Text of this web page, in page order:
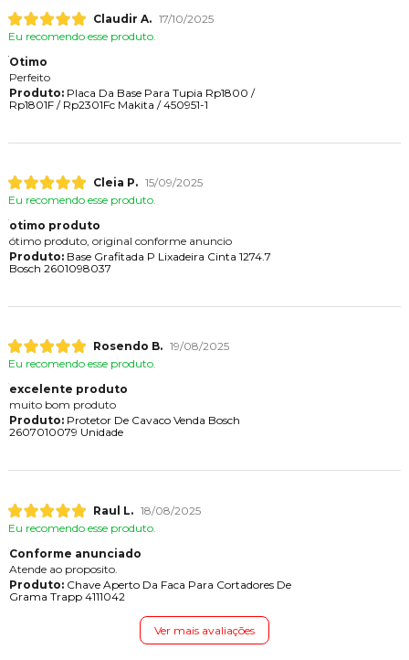
Claudir A. 17/10/2025
Eu recomendo esse produto.
Otimo
Perfeito
Produto:Placa Da Base Para Tupia Rp1800 /
Rp1801F / Rp2301Fc Makita / 450951-1
Cleia P. 15/09/2025
Eu recomendo esse produto.
otimo produto
ótimo produto, original conforme anuncio
Produto:Base Grafitada P Lixadeira Cinta 1274.7
Bosch 2601098037
Rosendo B. 19/08/2025
Eu recomendo esse produto.
excelente produto
muito bom produto
Produto:Protetor De Cavaco Venda Bosch
2607010079 Unidade
Raul L. 18/08/2025
Eu recomendo esse produto.
Conforme anunciado
Atende ao proposito.
Produto:Chave Aperto Da Faca Para Cortadores De
Grama Trapp 4111042
Ver mais avaliações